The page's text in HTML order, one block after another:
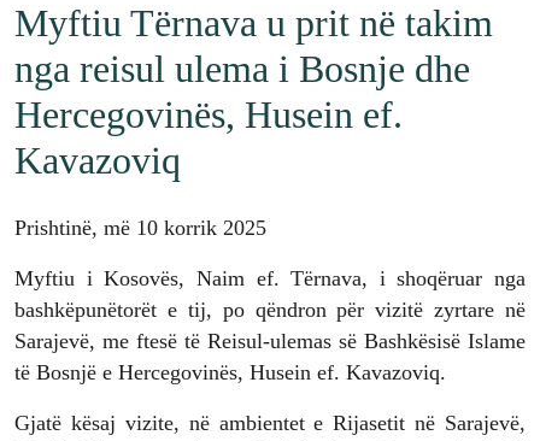
Myftiu Tërnava u prit në takim
nga reisul ulema i Bosnje dhe
Hercegovinës, Husein ef.
Kavazoviq
Prishtinë, më 10 korrik 2025
Myftiu i Kosovës, Naim ef. Tërnava, i shoqëruar nga
bashkëpunëtorët e tij, po qëndron për vizitë zyrtare në
Sarajevë, me ftesë të Reisul-ulemas së Bashkësisë Islame
të Bosnjë e Hercegovinës, Husein ef. Kavazoviq.
Gjatë kësaj vizite, në ambientet e Rijasetit në Sarajevë,